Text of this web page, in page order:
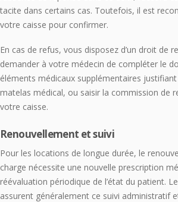
tacite dans certains cas. Toutefois, il est
votre caisse pour confirmer.
En cas de refus, vous disposez d’un droit de
demander à votre médecin de compléter le
éléments médicaux supplémentaires
matelas médical, ou saisir la commission de
votre caisse.
Renouvellement et suivi
Pour les locations de longue durée, le
charge nécessite une nouvelle prescription
réévaluation périodique de l’état du patient.
assurent généralement ce suivi administratif